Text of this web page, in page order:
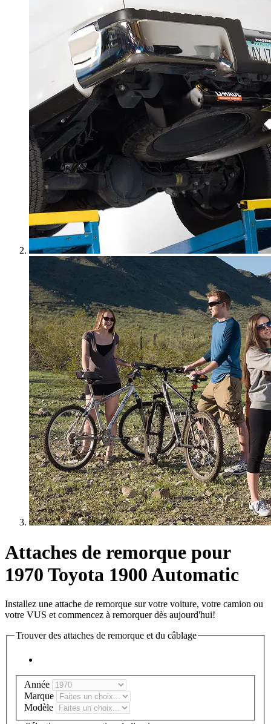
Attaches de remorque pour
1970 Toyota 1900 Automatic
Installez une attache de remorque sur votre voiture, votre camion ou
votre VUS et commencez à remorquer dès aujourd'hui!
Trouver des attaches de remorque et du câblage
Année
Marque
Modèle